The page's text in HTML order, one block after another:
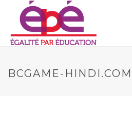
BCGAME-HINDI.COM